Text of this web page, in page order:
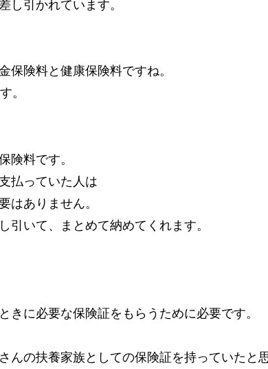
し引かれています。
保険料と健康保険料ですね。
。
険料です。
払っていた人は
はありません。
引いて、まとめて納めてくれます。
きに必要な保険証をもらうために必要です。
んの扶養家族としての保険証を持っていたと